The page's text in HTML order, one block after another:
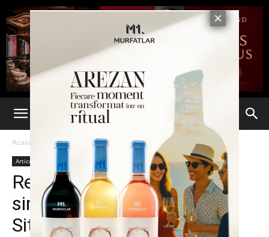
Acasă Articole
Articole
Rezultate îngrijorătoare la
simularea bacalaureatului.
Situația pe județe